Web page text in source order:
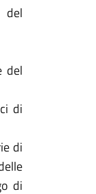
del
del
di
di
di